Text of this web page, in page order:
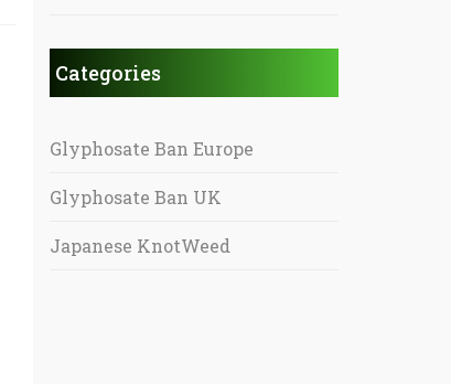
Categories
Glyphosate Ban Europe
Glyphosate Ban UK
Japanese KnotWeed